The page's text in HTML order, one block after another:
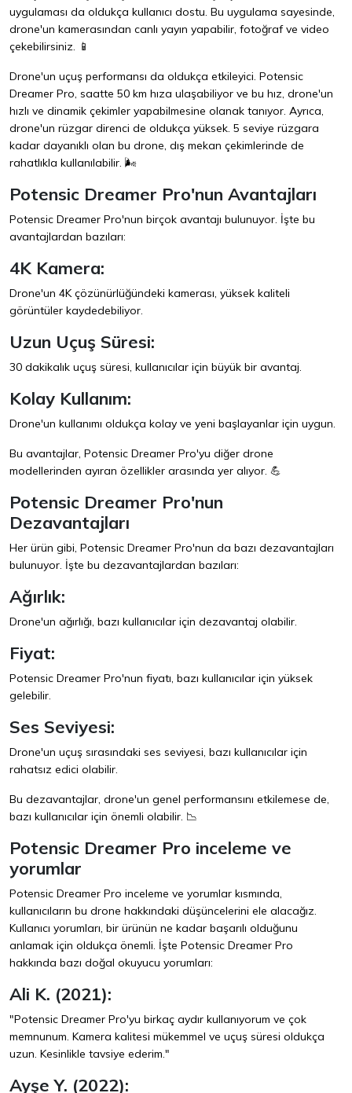
uygulaması da oldukça kullanıcı dostu. Bu uygulama sayesinde,
drone'un kamerasından canlı yayın yapabilir, fotoğraf ve video
çekebilirsiniz. 📱
Drone'un uçuş performansı da oldukça etkileyici. Potensic
Dreamer Pro, saatte 50 km hıza ulaşabiliyor ve bu hız, drone'un
hızlı ve dinamik çekimler yapabilmesine olanak tanıyor. Ayrıca,
drone'un rüzgar direnci de oldukça yüksek. 5 seviye rüzgara
kadar dayanıklı olan bu drone, dış mekan çekimlerinde de
rahatlıkla kullanılabilir. 🌬️
Potensic Dreamer Pro'nun Avantajları
Potensic Dreamer Pro'nun birçok avantajı bulunuyor. İşte bu
avantajlardan bazıları:
4K Kamera:
Drone'un 4K çözünürlüğündeki kamerası, yüksek kaliteli
görüntüler kaydedebiliyor.
Uzun Uçuş Süresi:
30 dakikalık uçuş süresi, kullanıcılar için büyük bir avantaj.
Kolay Kullanım:
Drone'un kullanımı oldukça kolay ve yeni başlayanlar için uygun.
Bu avantajlar, Potensic Dreamer Pro'yu diğer drone
modellerinden ayıran özellikler arasında yer alıyor. 💪
Potensic Dreamer Pro'nun
Dezavantajları
Her ürün gibi, Potensic Dreamer Pro'nun da bazı dezavantajları
bulunuyor. İşte bu dezavantajlardan bazıları:
Ağırlık:
Drone'un ağırlığı, bazı kullanıcılar için dezavantaj olabilir.
Fiyat:
Potensic Dreamer Pro'nun fiyatı, bazı kullanıcılar için yüksek
gelebilir.
Ses Seviyesi:
Drone'un uçuş sırasındaki ses seviyesi, bazı kullanıcılar için
rahatsız edici olabilir.
Bu dezavantajlar, drone'un genel performansını etkilemese de,
bazı kullanıcılar için önemli olabilir. 📉
Potensic Dreamer Pro inceleme ve
yorumlar
Potensic Dreamer Pro inceleme ve yorumlar kısmında,
kullanıcıların bu drone hakkındaki düşüncelerini ele alacağız.
Kullanıcı yorumları, bir ürünün ne kadar başarılı olduğunu
anlamak için oldukça önemli. İşte Potensic Dreamer Pro
hakkında bazı doğal okuyucu yorumları:
Ali K. (2021):
"Potensic Dreamer Pro'yu birkaç aydır kullanıyorum ve çok
memnunum. Kamera kalitesi mükemmel ve uçuş süresi oldukça
uzun. Kesinlikle tavsiye ederim."
Ayşe Y. (2022):